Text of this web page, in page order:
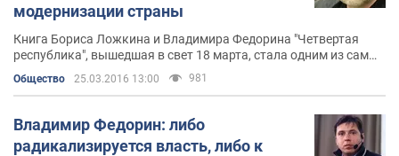
модернизации страны
Книга Бориса Ложкина и Владимира Федорина "Четвертая
республика", вышедшая в свет 18 марта, стала одним из самых
обсуждаемых событий в стране за последнее время
Общество 25.03.2016 13:00 981
Владимир Федорин: либо
радикализируется власть, либо к